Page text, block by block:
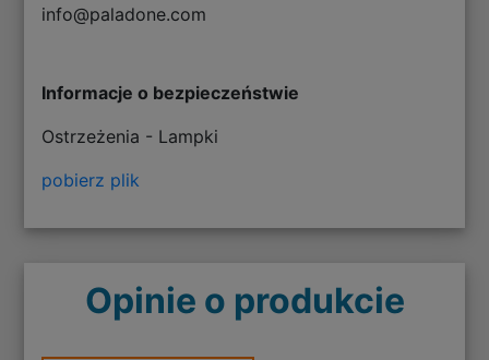
info@paladone.com
Informacje o bezpieczeństwie
Ostrzeżenia - Lampki
pobierz plik
Opinie o produkcie